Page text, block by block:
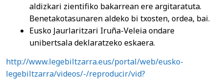
aldizkari zientifiko bakarrean ere argitaratuta.
Benetakotasunaren aldeko bi txosten, ordea, bai.
Eusko Jaurlaritzari Iruña-Veleia ondare
unibertsala deklaratzeko eskaera.
http://www.legebiltzarra.eus/portal/web/eusko-
legebiltzarra/videos/-/reproducir/vid?